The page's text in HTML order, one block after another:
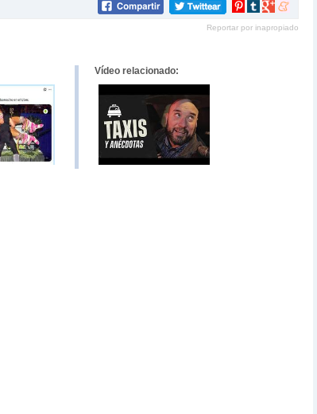
Compartir
Pinterest
Compartir
tumblr
Compartir
Google+
Compartir
meneame
Reportar por inapropiado
Vídeo relacionado: